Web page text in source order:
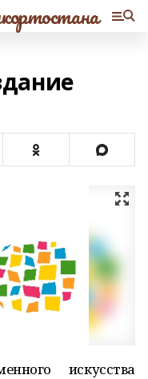
искусства